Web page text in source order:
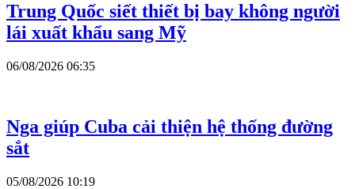
Trung Quốc siết thiết bị bay không người
lái xuất khẩu sang Mỹ
06/08/2026 06:35
Nga giúp Cuba cải thiện hệ thống đường
sắt
05/08/2026 10:19